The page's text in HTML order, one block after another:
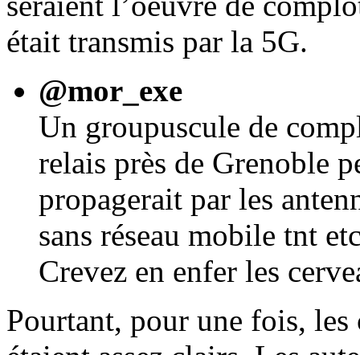
était transmis par la 5G.
@mor_exe
Un groupuscule de
relais près de Grenoble
propagerait par les
sans réseau mobile tnt
Crevez en enfer les
Pourtant, pour une fois,